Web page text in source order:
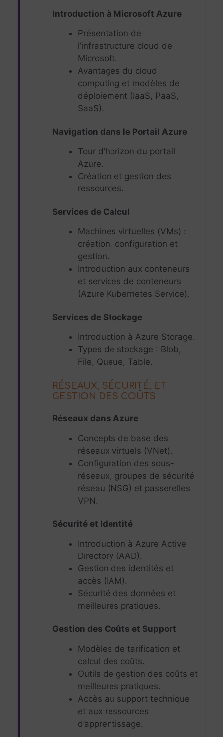
Introduction à Microsoft Azure
Présentation de
l’infrastructure cloud de
Microsoft.
Avantages du cloud
computing et modèles de
déploiement (IaaS, PaaS,
SaaS).
Navigation dans le Portail Azure
Tour d’horizon du portail
Azure.
Création et gestion des
ressources.
Services de Calcul
Machines virtuelles (VMs) :
création, configuration et
gestion.
Introduction aux conteneurs
et services de conteneurs
(Azure Kubernetes Service).
Services de Stockage
Introduction à Azure Storage.
Types de stockage : Blob,
File, Queue, Table.
RÉSEAUX, SÉCURITÉ, ET
GESTION DES COÛTS
Réseaux dans Azure
Concepts de base des
réseaux virtuels (VNet).
Configuration des sous-
réseaux, groupes de sécurité
réseau (NSG) et passerelles
VPN.
Sécurité et Identité
Introduction à Azure Active
Directory (AAD).
Gestion des identités et
accès (IAM).
Sécurité des données et
meilleures pratiques.
Gestion des Coûts et Support
Modèles de tarification et
calcul des coûts.
Outils de gestion des coûts et
meilleures pratiques.
Accès au support technique
et aux ressources
d’apprentissage.